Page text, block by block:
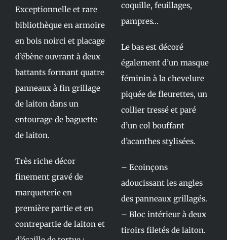
Exceptionnelle et rare
bibliothèque en armoire
en bois noirci et placage
d’ébène ouvrant à deux
battants formant quatre
panneaux à fin grillage
de laiton dans un
entourage de baguette
de laiton.
Très riche décor
finement gravé de
marqueterie en
première partie et en
contrepartie de laiton et
coquille, feuillages,
pampres…
Le bas est décoré
également d’un masque
féminin à la chevelure
piquée de fleurettes, un
collier tressé et paré
d’un col bouffant
d’acanthes stylisées.
– Ecoinçons
adoucissant les angles
des panneaux grillagés.
– Bloc intérieur à deux
tiroirs filetés de laiton.